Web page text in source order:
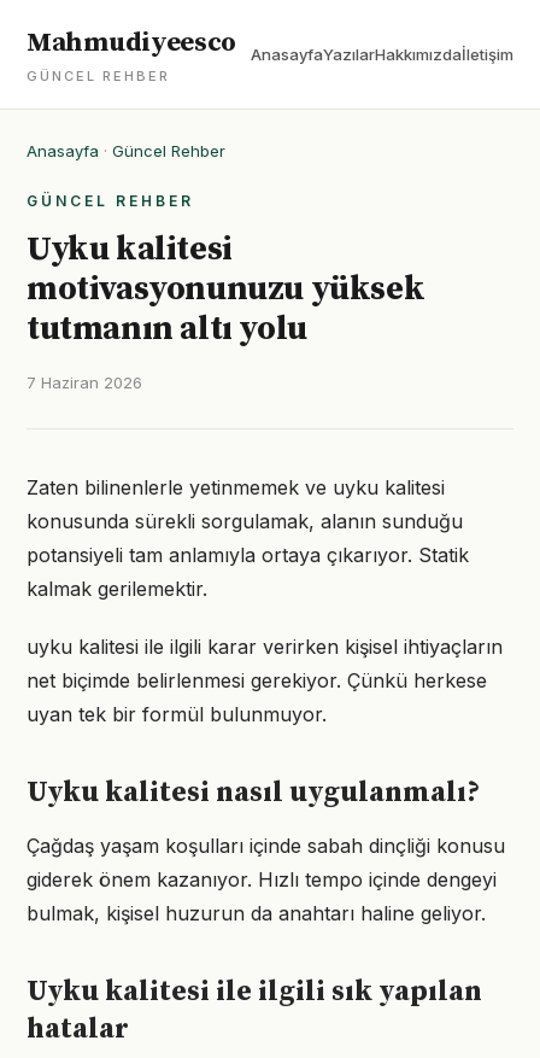
Mahmudiyeesco
GÜNCEL REHBER
AnasayfaYazılarHakkımızdaİletişim
Anasayfa · Güncel Rehber
GÜNCEL REHBER
Uyku kalitesi
motivasyonunuzu yüksek
tutmanın altı yolu
7 Haziran 2026
Zaten bilinenlerle yetinmemek ve uyku kalitesi
konusunda sürekli sorgulamak, alanın sunduğu
potansiyeli tam anlamıyla ortaya çıkarıyor. Statik
kalmak gerilemektir.
uyku kalitesi ile ilgili karar verirken kişisel ihtiyaçların
net biçimde belirlenmesi gerekiyor. Çünkü herkese
uyan tek bir formül bulunmuyor.
Uyku kalitesi nasıl uygulanmalı?
Çağdaş yaşam koşulları içinde sabah dinçliği konusu
giderek önem kazanıyor. Hızlı tempo içinde dengeyi
bulmak, kişisel huzurun da anahtarı haline geliyor.
Uyku kalitesi ile ilgili sık yapılan
hatalar